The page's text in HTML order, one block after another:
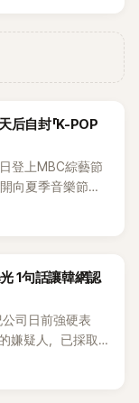
。 話題接著一路
前不是還在游泳池
質疑動過隆胸手
說是不是去隆乳
。 李智惠進一步
方式，「所以我就
家看，證明我根
尼站在一排攝影
網友津津樂道。
的往事再度被提
讓人見識到她面
曾在 SBS 節目
引發話題的「腋下
自封「K-POP
登上MBC綜藝節
向夏季音樂節
，更幽默表示：
1句話讓韓網認
司日前強硬表
嫌疑人，已採取
再度透過社群平